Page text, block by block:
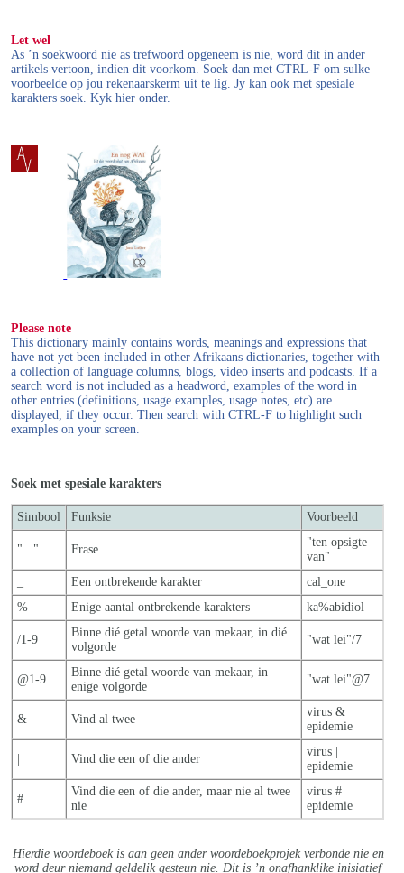
Let wel
As ’n soekwoord nie as trefwoord opgeneem is nie, word dit in ander
artikels vertoon, indien dit voorkom. Soek dan met CTRL-F om sulke
voorbeelde op jou rekenaarskerm uit te lig. Jy kan ook met spesiale
karakters soek. Kyk hier onder.
Please note
This dictionary mainly contains words, meanings and expressions that
have not yet been included in other Afrikaans dictionaries, together with
a collection of language columns, blogs, video inserts and podcasts. If a
search word is not included as a headword, examples of the word in
other entries (definitions, usage examples, usage notes, etc) are
displayed, if they occur. Then search with CTRL-F to highlight such
examples on your screen.
Soek met spesiale karakters
Simbool Funksie Voorbeeld
"..." Frase
"ten opsigte
van"
Een ontbrekende karakter
cal_one
%
Enige aantal ontbrekende karakters ka%abidiol
/1-9
Binne dié getal woorde van mekaar, in dié
volgorde
"wat lei"/7
@1-9
Binne dié getal woorde van mekaar, in
enige volgorde
"wat lei"@7
& Vind al twee
virus &
epidemie
Vind die een of die ander
virus |
epidemie
#
Vind die een of die ander, maar nie al twee
nie
virus #
epidemie
Hierdie woordeboek is aan geen ander woordeboekprojek verbonde nie en
word deur niemand geldelik gesteun nie. Dit is ’n onafhanklike inisiatief